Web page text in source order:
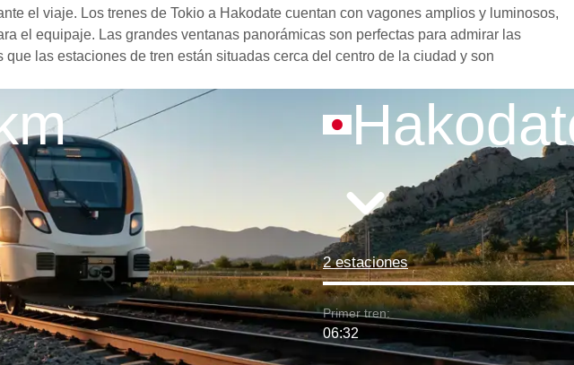
el viaje. Los trenes de Tokio a Hakodate cuentan con vagones amplios y luminosos,
el equipaje. Las grandes ventanas panorámicas son perfectas para admirar las
las estaciones de tren están situadas cerca del centro de la ciudad y son
2 estaciones
Primer tren:
06:32